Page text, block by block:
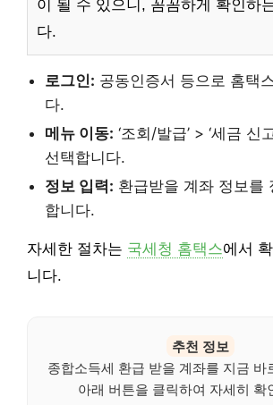
이 될 수 있으니, 꼼꼼하게 확인하
다.
로그인: 공동인증서 등으로 홈택
다.
메뉴 이동: ‘조회/발급’ > ‘세금 신
선택합니다.
정보 입력: 환급받을 계좌 정보를
합니다.
자세한 절차는 국세청 홈택스에서
니다.
추천 정보
종합소득세 환급 받을 계좌를 지금 바
아래 버튼을 클릭하여 자세히 확